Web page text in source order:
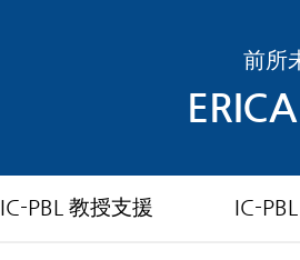
前所
IC-PBL 教授支援 IC-